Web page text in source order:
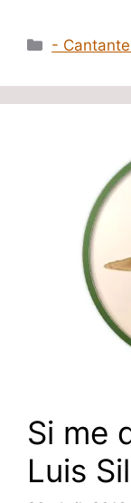
Categorías
-
Si me
Luis